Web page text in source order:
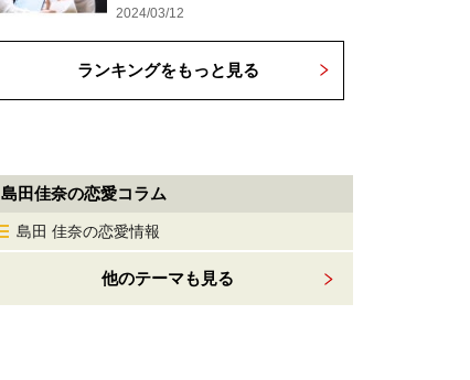
2024/03/12
ランキングをもっと見る
島田佳奈の恋愛コラム
島田 佳奈の恋愛情報
他のテーマも見る